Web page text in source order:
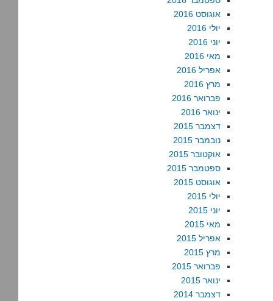
אוגוסט 2016
יולי 2016
יוני 2016
מאי 2016
אפריל 2016
מרץ 2016
פברואר 2016
ינואר 2016
דצמבר 2015
נובמבר 2015
אוקטובר 2015
ספטמבר 2015
אוגוסט 2015
יולי 2015
יוני 2015
מאי 2015
אפריל 2015
מרץ 2015
פברואר 2015
ינואר 2015
דצמבר 2014